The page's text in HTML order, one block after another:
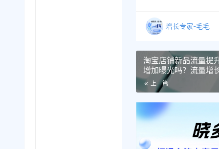
增长专家-毛毛
淘宝店铺新品流量提
增加曝光吗？流量增
小时实操指南！
上一篇